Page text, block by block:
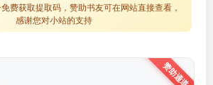
费获取提取码，赞助书友可在网站直接查看，
感谢您对小站的支持